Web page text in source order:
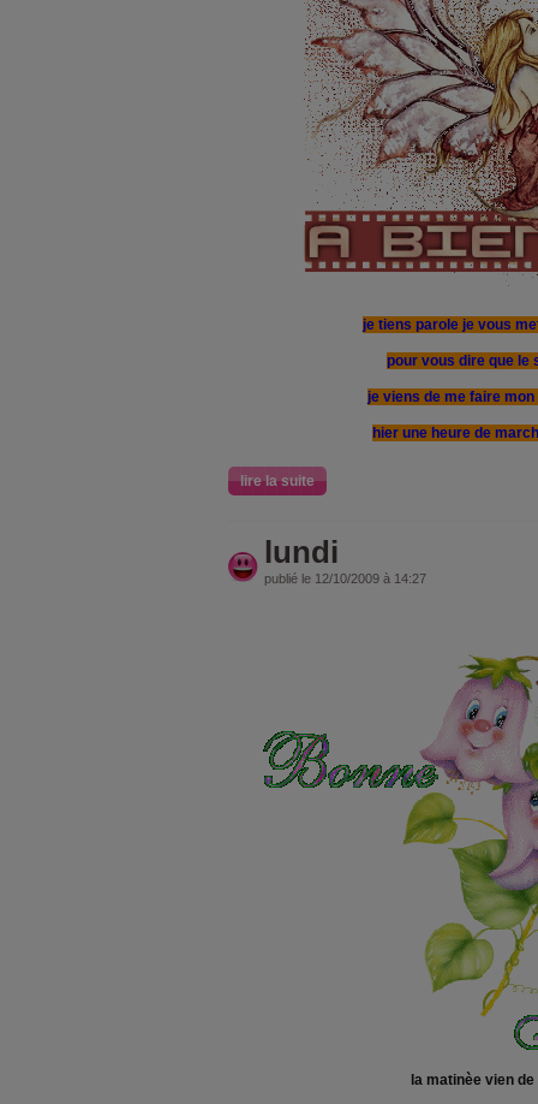
je tiens parole je vous
pour vous dire que le
je viens de me faire
hier une heure de
lire la suite
lundi
publié le 12/10/2009 à 14:27
la matinèe vien